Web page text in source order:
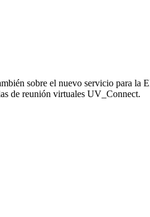
sobre el nuevo servicio para la
de reunión virtuales UV_Connect.